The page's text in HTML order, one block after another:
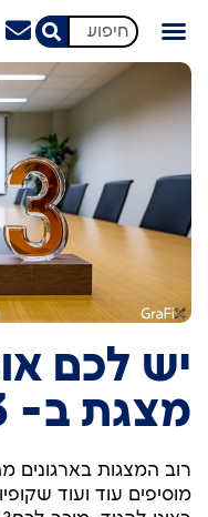
יש לכם
מצגת ב- 3 שקפים?
רוב המצגות בארגונים
מוסיפים עוד ועוד